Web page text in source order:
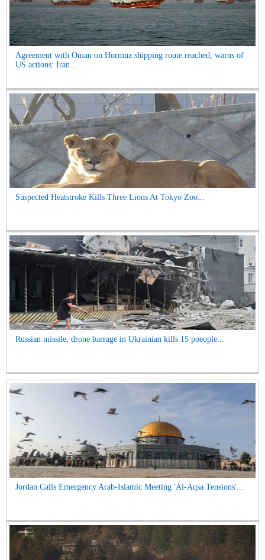
Agreement with Oman on Hormuz shipping route reached, warns of
US actions: Iran...
Suspected Heatstroke Kills Three Lions At Tokyo Zoo...
Russian missile, drone barrage in Ukrainian kills 15 poeople...
Jordan Calls Emergency Arab-Islamic Meeting 'Al-Aqsa Tensions'...